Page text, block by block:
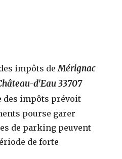
impôts deMérignac
d'Eau 33707
des impôts prévoit
pourse garer
de parking peuvent
de forte